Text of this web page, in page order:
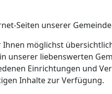
Seiten unserer
möglichst
unserer liebenswerten
Einrichtungen und
Inhalte zur Verfügung.